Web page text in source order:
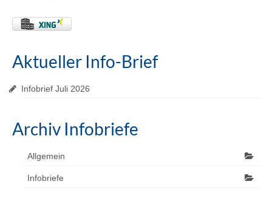
Aktueller Info-Brief
Infobrief Juli 2026
Archiv Infobriefe
Allgemein
Infobriefe